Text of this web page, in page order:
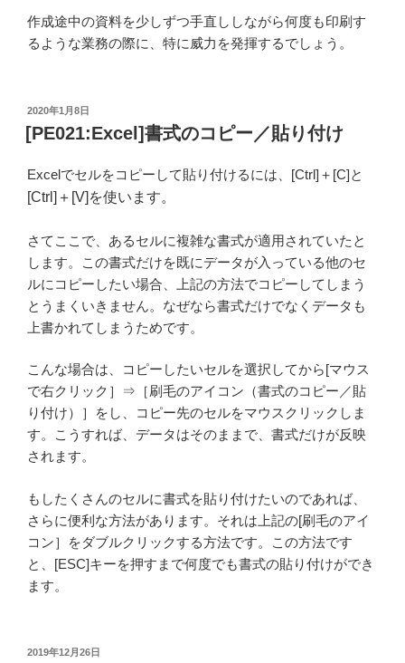
作成途中の資料を少しずつ手直ししながら何度も印刷す
るような業務の際に、特に威力を発揮するでしょう。
投
稿
日:
2020年1月8日
[PE021:Excel]書式のコピー／貼り付け
Excelでセルをコピーして貼り付けるには、[Ctrl]＋[C]と
[Ctrl]＋[V]を使います。
さてここで、あるセルに複雑な書式が適用されていたと
します。この書式だけを既にデータが入っている他のセ
ルにコピーしたい場合、上記の方法でコピーしてしまう
とうまくいきません。なぜなら書式だけでなくデータも
上書かれてしまうためです。
こんな場合は、コピーしたいセルを選択してから[マウス
で右クリック］⇒［刷毛のアイコン（書式のコピー／貼
り付け）］をし、コピー先のセルをマウスクリックしま
す。こうすれば、データはそのままで、書式だけが反映
されます。
もしたくさんのセルに書式を貼り付けたいのであれば、
さらに便利な方法があります。それは上記の[刷毛のアイ
コン］をダブルクリックする方法です。この方法です
と、[ESC]キーを押すまで何度でも書式の貼り付けができ
ます。
投
2019年12月26日